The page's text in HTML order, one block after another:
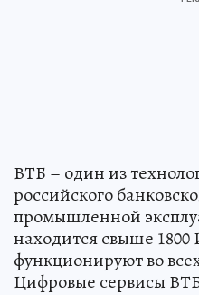
ВТБ – один из
российского
промышленной
находится свыше
функционируют во
Цифровые сервисы